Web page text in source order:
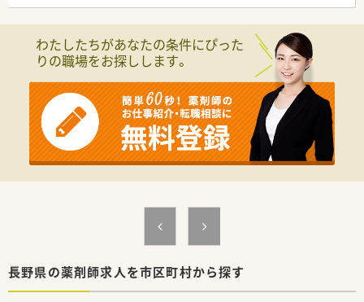
■職種や職域に合わせ、豊富な社内研修や外部組織と連携した研
■薬剤師が中心の会社だからこそ活躍できるキャリアパスが多
種多様に用意されています。
■店舗拡大に伴い、エリアマネジャーや営業部長等のマネジメン
■在宅や教育等の専門性を活かせるスペシャリストを目指すこ
とも可能です。
■その他にも、管理部門や商品部門等の本社スタッフなど活動領
域は多種多様です。
■在宅実施店舗は年々増加しており、在宅医療へもしっかりと関
わる事ができます。
■育児休暇は3歳まで取得が可能で、時短制度は小学5年生まで
■年間休日が120日とワークライフバランスが整っています
■日用品から常備薬まで、従業員割引制度など嬉しいメリットも
わたしたちがあなたの条件にぴった
りの職場をお探しします。
長野県の薬剤師求人を市区町村から探す